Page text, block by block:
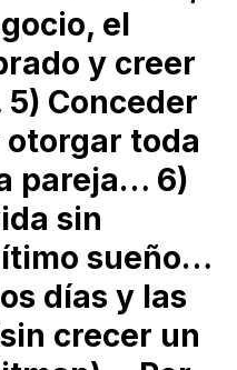
el
y creer
Conceder
toda
pareja… 6)
sin
sueño…
días y las
crecer un